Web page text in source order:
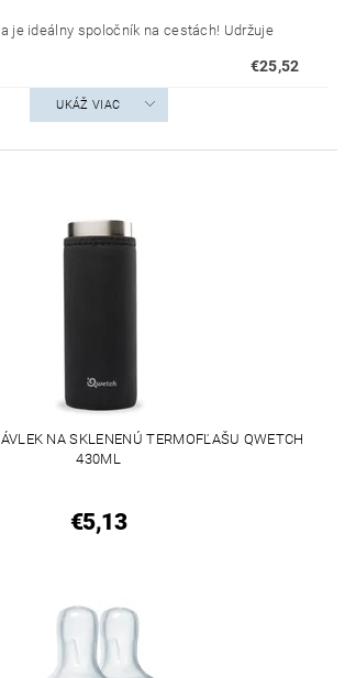
je ideálny spoločník na cestách! Udržuje
€25,52
UKÁŽ VIAC
NA SKLENENÚ TERMOFĽAŠU QWETCH
430ML
€5,13